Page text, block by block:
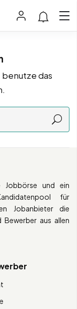
das
Jobbörse und ein
für
Jobanbieter die
aus allen